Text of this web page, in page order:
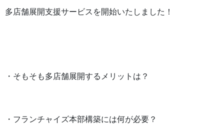
多店舗展開支援サービスを開始いたしました！
・そもそも多店舗展開するメリットは？
・フランチャイズ本部構築には何が必要？